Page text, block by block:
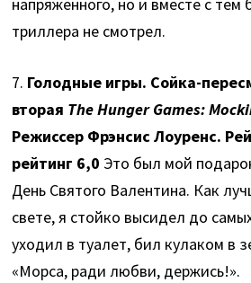
напряженного, но и вместе с тем
триллера не смотрел.
7. Голодные игры. Сойка-
вторая The Hunger Games:
Режиссер Фрэнсис Лоуренс.
рейтинг 6,0 Это был мой
День Святого Валентина. Как
свете, я стойко высидел до
уходил в туалет, бил кулаком в
«Морса, ради любви, держись!».